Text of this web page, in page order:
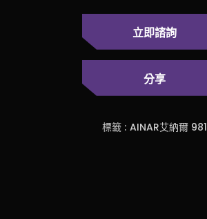
立即諮詢
分享
標籤 : AINAR艾納爾 981